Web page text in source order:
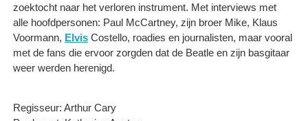
zoektocht naar het verloren instrument. Met interviews met
alle hoofdpersonen: Paul McCartney, zijn broer Mike, Klaus
Voormann, Elvis Costello, roadies en journalisten, maar vooral
met de fans die ervoor zorgden dat de Beatle en zijn basgitaar
weer werden herenigd.
Regisseur: Arthur Cary